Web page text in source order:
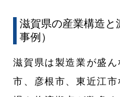
滋賀県の産業構造と
事例）
滋賀県は製造業が盛
市、彦根市、東近江